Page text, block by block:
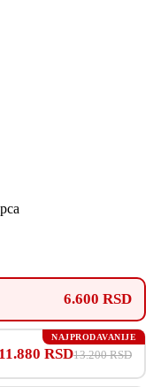
6.600 RSD
11.880 RSD13.200 RSD
NAJPRODAVANIJE